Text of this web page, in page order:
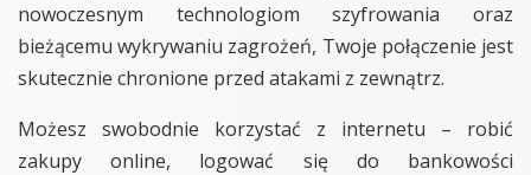
nowoczesnym technologiom szyfrowania oraz
bieżącemu wykrywaniu zagrożeń, Twoje połączenie jest
skutecznie chronione przed atakami z zewnątrz.
Możesz swobodnie korzystać z internetu – robić
zakupy online, logować się do bankowości